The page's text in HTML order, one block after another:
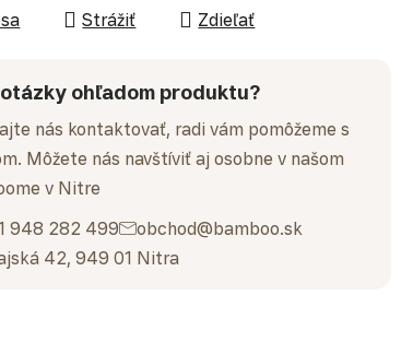
Strážiť Zdieľať
ohľadom produktu?
nás kontaktovať, radi vám pomôžeme s
Môžete nás navštíviť aj osobne v našom
v Nitre
948 282 499
obchod@bamboo.sk
42, 949 01 Nitra